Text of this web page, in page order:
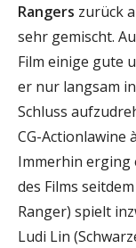
Rangers zurück
sehr gemischt.
Film einige gute
er nur langsam
Schluss
CG-Actionlawine
Immerhin erging
des Films
Ranger) spielt
Ludi Lin